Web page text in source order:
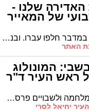
האדירה שלנו -
של המאייר
"המסעות שהיו במדבר חלפו עברו. ובני ישראל שומעים ברמזים דקים שחלילה לא יפגעו מדבריו של המנהיג הנערץ משה רבנו". המסר האקטואלי של המאייר האשדודי
בשבי: המונולוג
ראש העיר ד"ר
לציון 300 יום למלחמה ולשבויים פרסם ראש העיר ד"ר לסרי פוסט מרגש המחדד את הצורך הלאומי לשמור על האחדות בינינו